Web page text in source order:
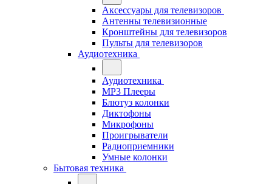
Аксессуары для телевизоров
Антенны телевизионные
Кронштейны для телевизоров
Пульты для телевизоров
Аудиотехника
Аудиотехника
MP3 Плееры
Блютуз колонки
Диктофоны
Микрофоны
Проигрыватели
Радиоприемники
Умные колонки
Бытовая техника